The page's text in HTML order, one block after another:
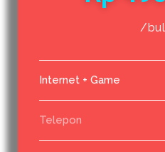
/
Internet + Game
Telepon